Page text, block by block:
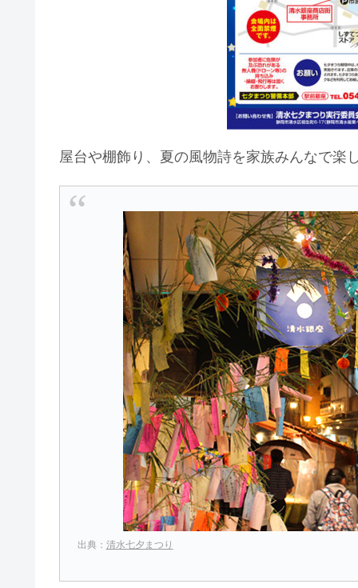
屋台や棚飾り、夏の風物詩を家族みんなで楽
出典： 清水七夕まつり